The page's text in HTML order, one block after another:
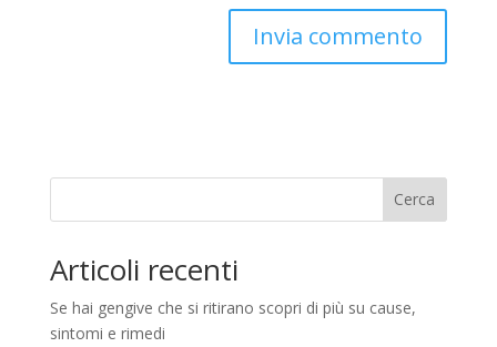
Cerca
Articoli recenti
Se hai gengive che si ritirano scopri di più su cause,
sintomi e rimedi